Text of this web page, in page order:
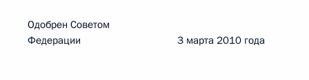
Одобрен Советом
Федерации 3 марта 2010 года